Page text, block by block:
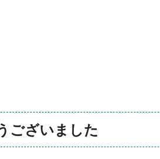
ございました